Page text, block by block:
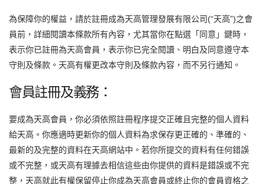
為保障你的權益，請於註冊成為天高管理發展有限公司(“天高”)之會
員前，詳細閱讀本條款所有內容，尤其當你在點選「同意」鍵時，
表示你已註冊為天高會員，表示你已完全閱讀、明白及同意遵守本
守則及條款。天高有權更改本守則及條款內容，而不另行通知。
會員註冊及義務：
要成為天高會員，你必須依照註冊程序提交正確且完整的個人資料
給天高。你應適時更新你的個人資料為求保存更正確的、準確的、
最新的及完整的資料在天高網站中。若你所提交的資料有任何錯誤
或不完整，或天高有理據去相信這些由你提供的資料是錯誤或不完
整，天高就此有權保留停止你成為天高會員或終止你的會員資格之